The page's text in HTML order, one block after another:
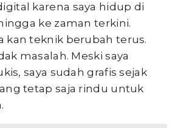
karena saya hidup di
ke zaman terkini.
kan teknik berubah terus.
masalah. Meski saya
saya sudah grafis sejak
tetap saja rindu untuk